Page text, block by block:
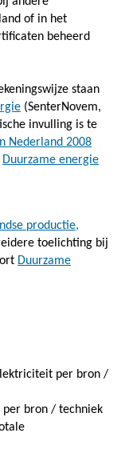
of in het
beheerd
staan
(SenterNovem,
invulling is te
Nederland 2008
Duurzame energie
productie,
toelichting bij
Duurzame
per bron /
bron / techniek